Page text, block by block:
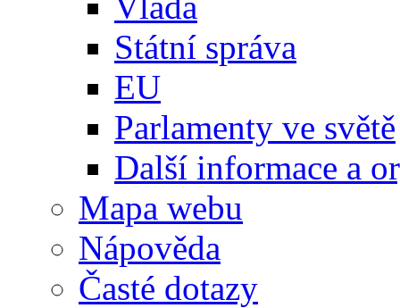
Státní správa
EU
Parlamenty ve světě
Další informace a
Mapa webu
Nápověda
Časté dotazy